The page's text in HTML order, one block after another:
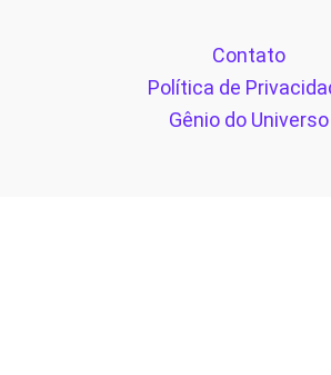
Contato
Política de
Gênio do Universo